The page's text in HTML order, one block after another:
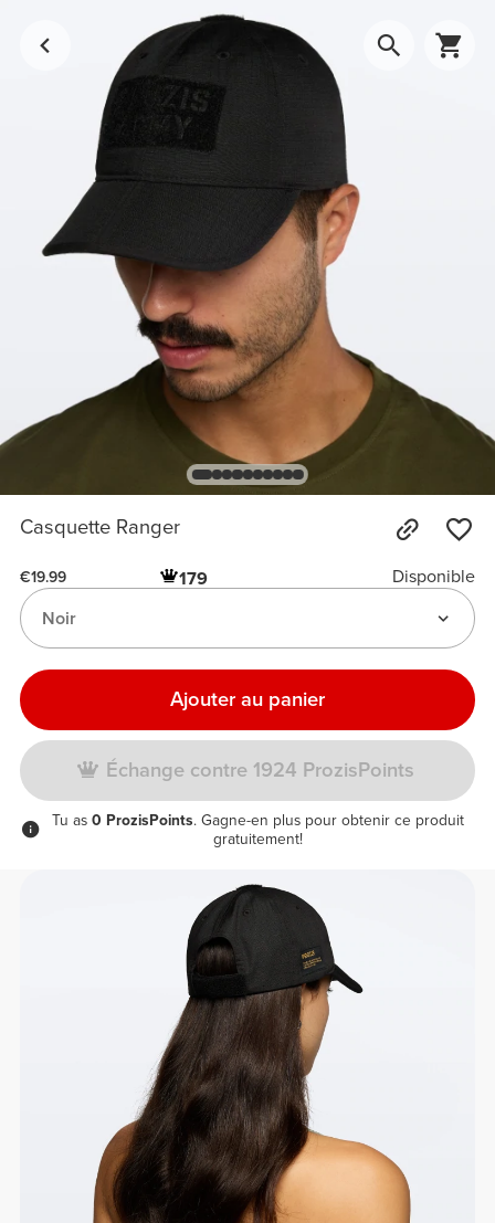
Casquette Ranger
€19.99 179
Disponible
Noir
Ajouter au panier
Échange contre 1924 ProzisPoints
Tu as 0 ProzisPoints. Gagne-en plus pour obtenir ce produit
gratuitement!